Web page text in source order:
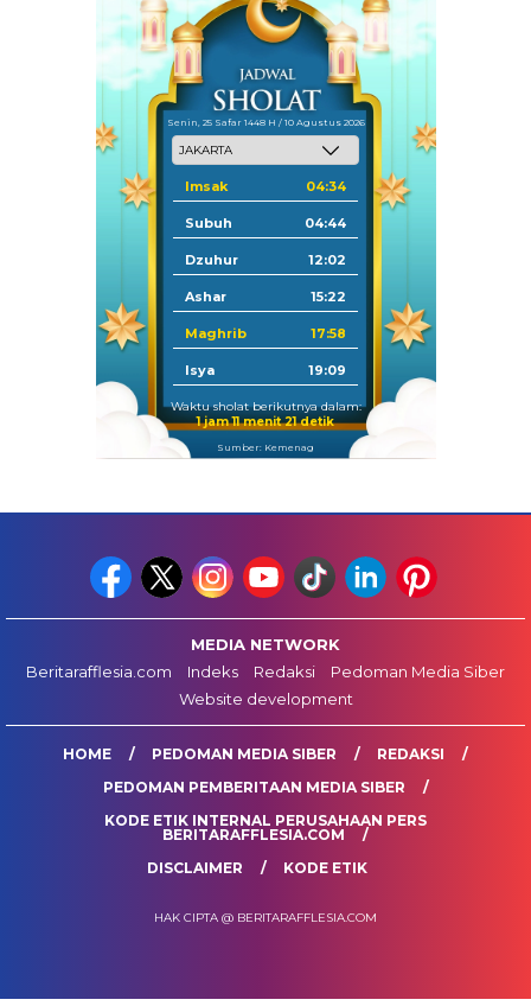
Senin, 25 Safar 1448 H / 10 Agustus 2026
Imsak 04:34
Subuh 04:44
Dzuhur 12:02
Ashar 15:22
Maghrib 17:58
Isya 19:09
Waktu sholat berikutnya dalam:
1 jam 11 menit 20 detik
Sumber: Kemenag
MEDIA NETWORK
Beritarafflesia.com
Indeks Redaksi
Pedoman Media Siber
Website development
HOME PEDOMAN MEDIA SIBER
REDAKSI
PEDOMAN PEMBERITAAN MEDIA SIBER
KODE ETIK INTERNAL PERUSAHAAN PERS
BERITARAFFLESIA.COM
DISCLAIMER
KODE ETIK
HAK CIPTA @ BERITARAFFLESIA.COM